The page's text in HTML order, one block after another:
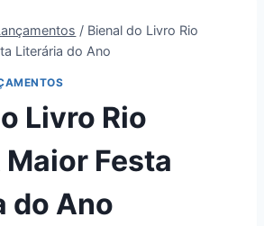
/ Bienal do Livro Rio
Literária do Ano
Livro Rio
Festa
do Ano